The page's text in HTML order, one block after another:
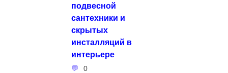
подвесной
сантехники и
скрытых
инсталляций в
интерьере
0